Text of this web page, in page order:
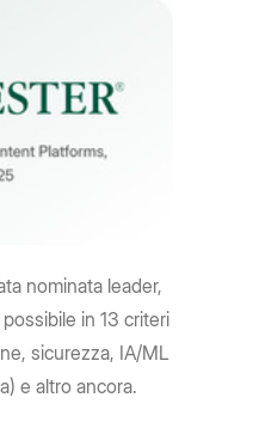
nominata leader,
in 13 criteri
sicurezza, IA/ML
e altro ancora.